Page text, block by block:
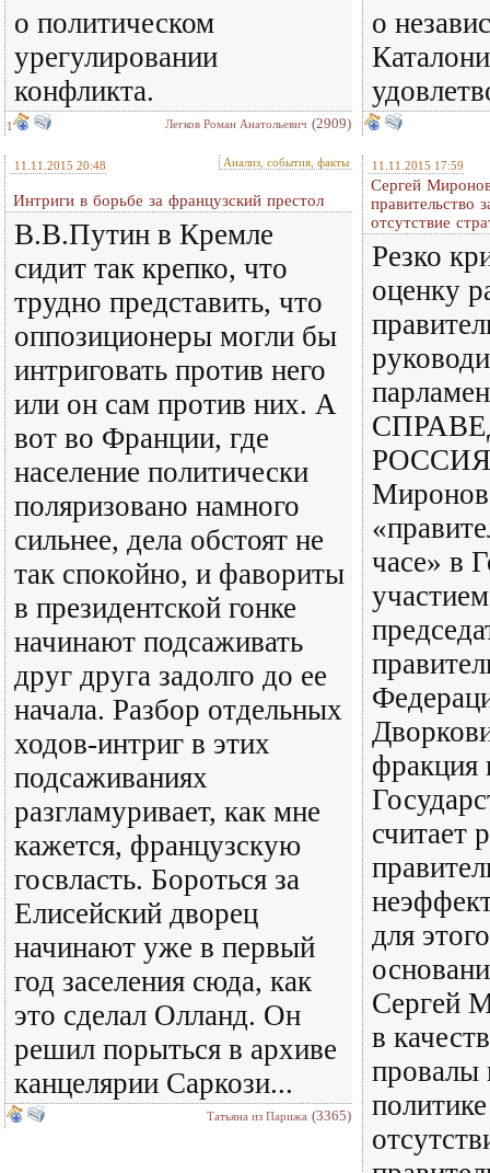
о политическом
урегулировании
конфликта.
1 Легков Роман Анатольевич (2909)
о
11.11.2015 20:48 Анализ, события, факты
Интриги в борьбе за французский престол
В.В.Путин в Кремле
сидит так крепко, что
трудно представить, что
оппозиционеры могли бы
интриговать против него
или он сам против них. А
вот во Франции, где
население политически
поляризовано намного
сильнее, дела обстоят не
так спокойно, и фавориты
в президентской гонке
начинают подсаживать
друг друга задолго до ее
начала. Разбор отдельных
ходов-интриг в этих
подсаживаниях
разгламуривает, как мне
кажется, французскую
госвласть. Бороться за
Елисейский дворец
начинают уже в первый
год заселения сюда, как
это сделал Олланд. Он
решил порыться в архиве
канцелярии Саркози...
Татьяна из Парижа (3365)
11.11.2015 17:59
Сергей
правительство
отсутствие
Резко
оценку
РОССИЯ
часе» в
фракция
считает
для
Сергей
в
провалы